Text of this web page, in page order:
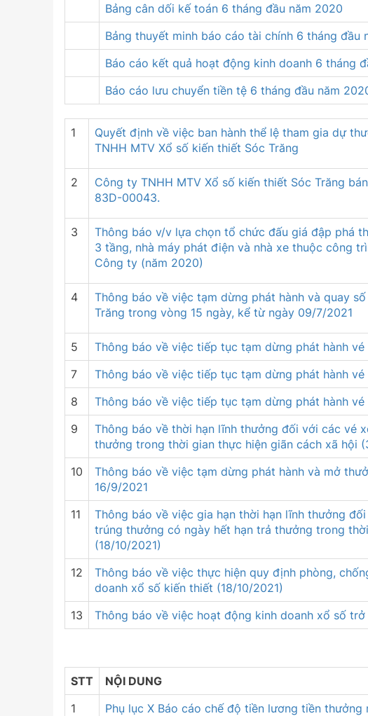
Bảng cân dối kế toán 6 tháng đầu năm 2020
Bảng thuyết minh báo cáo tài chính 6 tháng đầu
Báo cáo kết quả hoạt động kinh doanh 6 tháng
Báo cáo lưu chuyển tiền tệ 6 tháng đầu năm
1
Quyết định về việc ban hành thể lệ tham gia dự
TNHH MTV Xổ số kiến thiết Sóc Trăng
2
Công ty TNHH MTV Xổ số kiến thiết Sóc Trăng
83D-00043.
3
Thông báo v/v lựa chọn tổ chức đấu giá đập phá
3 tầng, nhà máy phát điện và nhà xe thuộc công
Công ty (năm 2020)
4
Thông báo về việc tạm dừng phát hành và quay
Trăng trong vòng 15 ngày, kể từ ngày 09/7/2021
5
Thông báo về việc tiếp tục tạm dừng phát hành
7
Thông báo về việc tiếp tục tạm dừng phát hành
8
Thông báo về việc tiếp tục tạm dừng phát hành
9
Thông báo về thời hạn lĩnh thưởng đối với các vé
thưởng trong thời gian thực hiện giãn cách xã hội
10
Thông báo về việc tạm dừng phát hành và mở
16/9/2021
11
Thông báo về việc gia hạn thời hạn lĩnh thưởng
trúng thưởng có ngày hết hạn trả thưởng trong
(18/10/2021)
12
Thông báo về việc thực hiện quy định phòng,
doanh xổ số kiến thiết (18/10/2021)
13
Thông báo về việc hoạt động kinh doanh xổ số trở
STT
NỘI DUNG
1
Phụ lục X Báo cáo chế độ tiền lương tiền thưởng